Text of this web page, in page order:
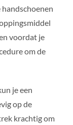
voordat je
om de
je een
op de
krachtig om